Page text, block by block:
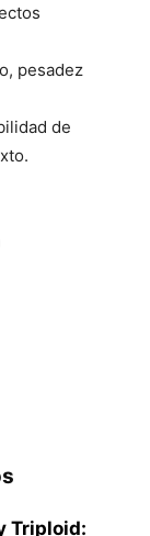
pesadez
de
Triploid: